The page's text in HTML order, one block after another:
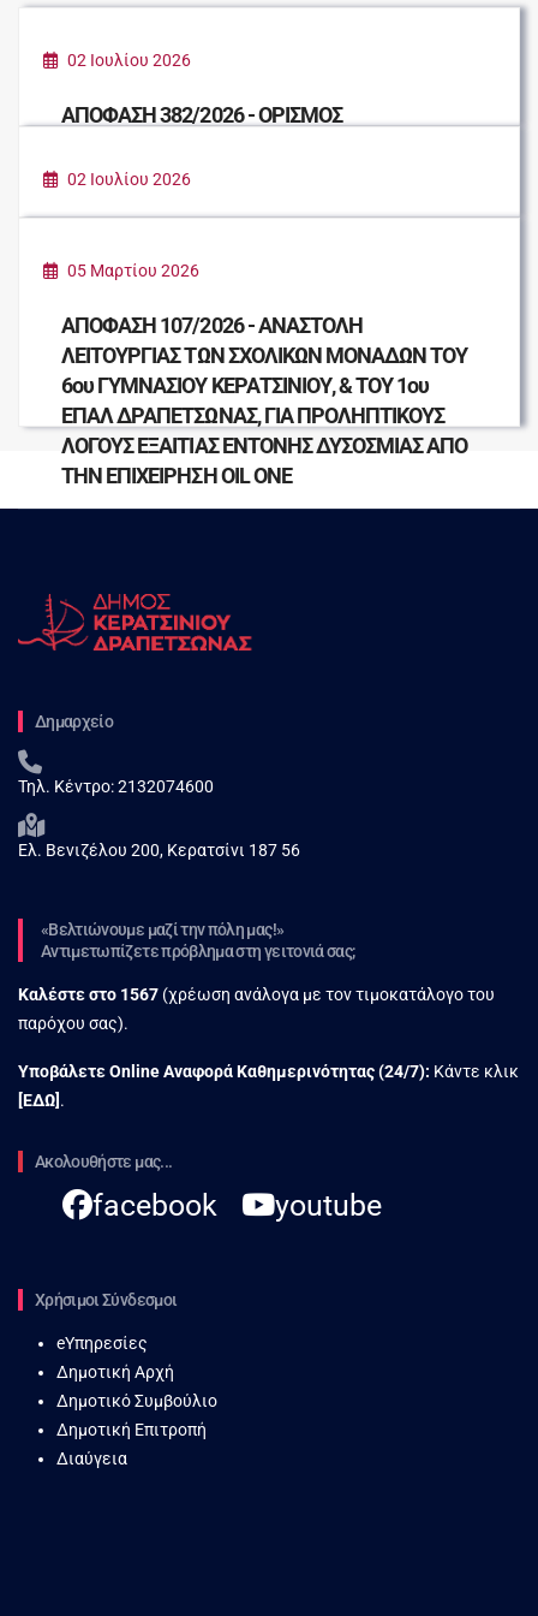
02 Ιουλίου 2026
ΑΠΟΦΑΣΗ 382/2026 - ΟΡΙΣΜΟΣ
ΜΙΧΑΛΟΓΛΟΥ ΣΤΥΛΙΑΝΗ
02 Ιουλίου 2026
ΑΝΤΙΔΗΜΑΡΧΩΝ 1.7.2026 - 31.12.2028
05 Μαρτίου 2026
ΑΠΟΦΑΣΗ 107/2026 - ΑΝΑΣΤΟΛΗ
ΛΕΙΤΟΥΡΓΙΑΣ ΤΩΝ ΣΧΟΛΙΚΩΝ ΜΟΝΑΔΩΝ ΤΟΥ
6ου ΓΥΜΝΑΣΙΟΥ ΚΕΡΑΤΣΙΝΙΟΥ, & ΤΟΥ 1ου
ΕΠΑΛ ΔΡΑΠΕΤΣΩΝΑΣ, ΓΙΑ ΠΡΟΛΗΠΤΙΚΟΥΣ
ΛΟΓΟΥΣ ΕΞΑΙΤΙΑΣ ΕΝΤΟΝΗΣ ΔΥΣΟΣΜΙΑΣ ΑΠΟ
ΤΗΝ ΕΠΙΧΕΙΡΗΣΗ OIL ONE
Δημαρχείο
Τηλ. Κέντρο:2132074600
Ελ. Βενιζέλου 200, Κερατσίνι 187 56
«Βελτιώνουμε μαζί την πόλη μας!»
Αντιμετωπίζετε πρόβλημα στη γειτονιά σας;
Καλέστε στο 1567 (χρέωση ανάλογα με τον τιμοκατάλογο του
παρόχου σας).
Υποβάλετε Online Αναφορά Kαθημερινότητας (24/7): Κάντε κλικ
[ΕΔΩ] .
Ακολουθήστε μας...
facebook youtube
Χρήσιμοι Σύνδεσμοι
eΥπηρεσίες
Δημοτική Αρχή
Δημοτικό Συμβούλιο
Δημοτική Επιτροπή
Διαύγεια